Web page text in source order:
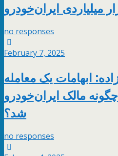
میلیاردی ایران‌خودرو
no responses
February 7, 2025
ابهامات یک معامله
مالک ایران‌خودرو
شد؟
no responses